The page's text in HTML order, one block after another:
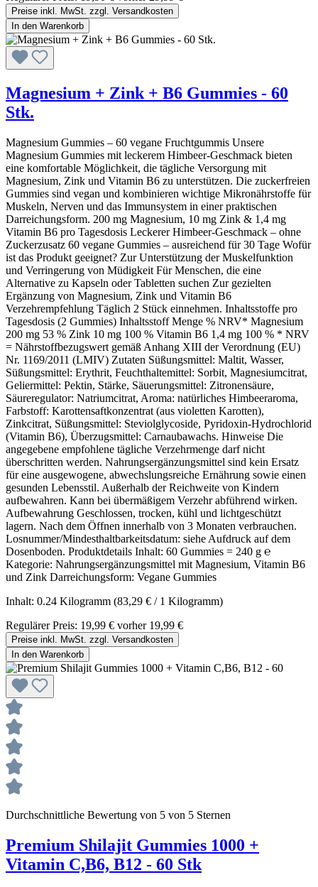
Preise inkl. MwSt. zzgl. Versandkosten
In den Warenkorb
Magnesium + Zink + B6 Gummies - 60
Stk.
Magnesium Gummies – 60 vegane Fruchtgummis Unsere
Magnesium Gummies mit leckerem Himbeer-Geschmack bieten
eine komfortable Möglichkeit, die tägliche Versorgung mit
Magnesium, Zink und Vitamin B6 zu unterstützen. Die zuckerfreien
Gummies sind vegan und kombinieren wichtige Mikronährstoffe für
Muskeln, Nerven und das Immunsystem in einer praktischen
Darreichungsform. 200 mg Magnesium, 10 mg Zink & 1,4 mg
Vitamin B6 pro Tagesdosis Leckerer Himbeer-Geschmack – ohne
Zuckerzusatz 60 vegane Gummies – ausreichend für 30 Tage Wofür
ist das Produkt geeignet? Zur Unterstützung der Muskelfunktion
und Verringerung von Müdigkeit Für Menschen, die eine
Alternative zu Kapseln oder Tabletten suchen Zur gezielten
Ergänzung von Magnesium, Zink und Vitamin B6
Verzehrempfehlung Täglich 2 Stück einnehmen. Inhaltsstoffe pro
Tagesdosis (2 Gummies) Inhaltsstoff Menge % NRV* Magnesium
200 mg 53 % Zink 10 mg 100 % Vitamin B6 1,4 mg 100 % * NRV
= Nährstoffbezugswert gemäß Anhang XIII der Verordnung (EU)
Nr. 1169/2011 (LMIV) Zutaten Süßungsmittel: Maltit, Wasser,
Süßungsmittel: Erythrit, Feuchthaltemittel: Sorbit, Magnesiumcitrat,
Geliermittel: Pektin, Stärke, Säuerungsmittel: Zitronensäure,
Säureregulator: Natriumcitrat, Aroma: natürliches Himbeeraroma,
Farbstoff: Karottensaftkonzentrat (aus violetten Karotten),
Zinkcitrat, Süßungsmittel: Steviolglycoside, Pyridoxin-Hydrochlorid
(Vitamin B6), Überzugsmittel: Carnaubawachs. Hinweise Die
angegebene empfohlene tägliche Verzehrmenge darf nicht
überschritten werden. Nahrungsergänzungsmittel sind kein Ersatz
für eine ausgewogene, abwechslungsreiche Ernährung sowie einen
gesunden Lebensstil. Außerhalb der Reichweite von Kindern
aufbewahren. Kann bei übermäßigem Verzehr abführend wirken.
Aufbewahrung Geschlossen, trocken, kühl und lichtgeschützt
lagern. Nach dem Öffnen innerhalb von 3 Monaten verbrauchen.
Losnummer/Mindesthaltbarkeitsdatum: siehe Aufdruck auf dem
Dosenboden. Produktdetails Inhalt: 60 Gummies = 240 g ℮
Kategorie: Nahrungsergänzungsmittel mit Magnesium, Vitamin B6
und Zink Darreichungsform: Vegane Gummies
Inhalt: 0.24 Kilogramm (83,29 € / 1 Kilogramm)
Regulärer Preis: 19,99 € vorher 19,99 €
Preise inkl. MwSt. zzgl. Versandkosten
In den Warenkorb
Durchschnittliche Bewertung von 5 von 5 Sternen
Premium Shilajit Gummies 1000 +
Vitamin C,B6, B12 - 60 Stk